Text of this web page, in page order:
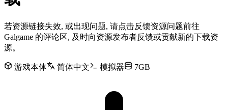
若资源链接失效, 或出现问题, 请点击反馈资源问题前往
Galgame 的评论区, 及时向资源发布者反馈或贡献新的下载资
源。
游戏本体 简体中文 模拟器 7GB